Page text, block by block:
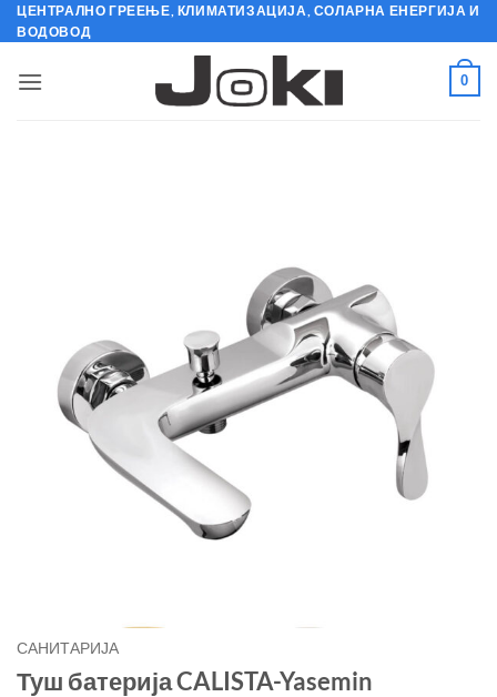
Skip
to
ЦЕНТРАЛНО ГРЕЕЊЕ, КЛИМАТИЗАЦИЈА, СОЛАРНА ЕНЕРГИЈА И
ВОДОВОД
0
САНИТАРИЈА
Туш батерија CALISTA-Yasemin